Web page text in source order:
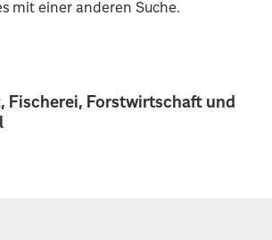
Fischerei, Forstwirtschaft und
mit einer anderen Suche.